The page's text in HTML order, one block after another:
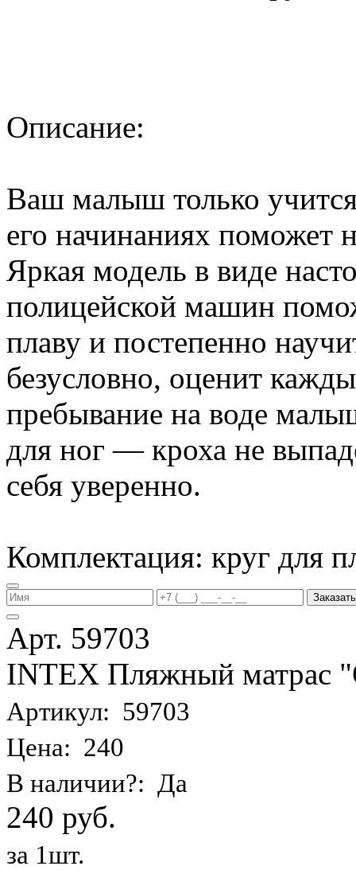
Описание:
Ваш малыш только
его начинаниях поможет
Яркая модель в виде
полицейской машин
плаву и постепенно
безусловно, оценит
пребывание на воде
для ног — кроха не
себя уверенно.
Комплектация: круг для
Заказать
Арт. 59703
INTEX Пляжный
Артикул: 59703
Цена: 240
В наличии?: Да
240 руб.
за 1шт.